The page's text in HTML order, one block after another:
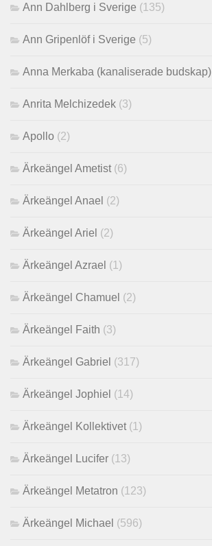
Ann Dahlberg i Sverige (135)
Ann Gripenlöf i Sverige (5)
Anna Merkaba (kanaliserade budskap)
Anrita Melchizedek (3)
Apollo (2)
Ärkeängel Ametist (6)
Ärkeängel Anael (2)
Ärkeängel Ariel (2)
Ärkeängel Azrael (1)
Ärkeängel Chamuel (2)
Ärkeängel Faith (3)
Ärkeängel Gabriel (317)
Ärkeängel Jophiel (14)
Ärkeängel Kollektivet (1)
Ärkeängel Lucifer (13)
Ärkeängel Metatron (123)
Ärkeängel Michael (596)